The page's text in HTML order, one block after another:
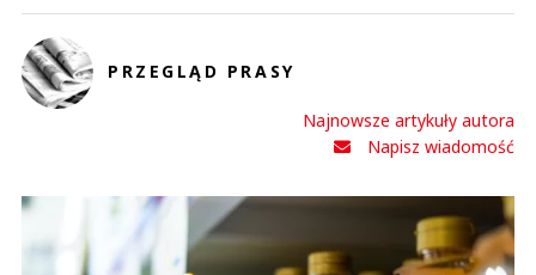
PRZEGLĄD PRASY
Najnowsze artykuły autora
Napisz wiadomość